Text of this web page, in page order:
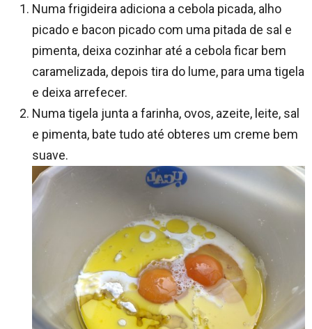
Numa frigideira adiciona a cebola picada, alho
picado e bacon picado com uma pitada de sal e
pimenta, deixa cozinhar até a cebola ficar bem
caramelizada, depois tira do lume, para uma tigela
e deixa arrefecer.
Numa tigela junta a farinha, ovos, azeite, leite, sal
e pimenta, bate tudo até obteres um creme bem
suave.